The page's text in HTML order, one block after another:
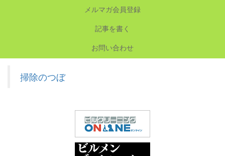
メルマガ会員登録
記事を書く
お問い合わせ
掃除のつぼ